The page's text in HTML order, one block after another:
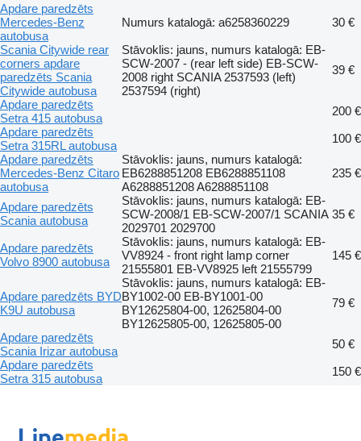
Apdare paredzēts
Mercedes-Benz
autobusa
Numurs katalogā: a6258360229
30 €
Scania Citywide rear
corners apdare
paredzēts Scania
Citywide autobusa
Stāvoklis: jauns, numurs katalogā: EB-
SCW-2007 - (rear left side) EB-SCW-
2008 right SCANIA 2537593 (left)
2537594 (right)
39 €
Apdare paredzēts
Setra 415 autobusa
200 €
Apdare paredzēts
Setra 315RL autobusa
100 €
Apdare paredzēts
Mercedes-Benz Citaro
autobusa
Stāvoklis: jauns, numurs katalogā:
EB6288851208 EB6288851108
A6288851208 A6288851108
235 €
Apdare paredzēts
Scania autobusa
Stāvoklis: jauns, numurs katalogā: EB-
SCW-2008/1 EB-SCW-2007/1 SCANIA
2029701 2029700
35 €
Apdare paredzēts
Volvo 8900 autobusa
Stāvoklis: jauns, numurs katalogā: EB-
VV8924 - front right lamp corner
21555801 EB-VV8925 left 21555799
145 €
Apdare paredzēts BYD
K9U autobusa
Stāvoklis: jauns, numurs katalogā: EB-
BY1002-00 EB-BY1001-00
BY12625804-00, 12625804-00
BY12625805-00, 12625805-00
79 €
Apdare paredzēts
Scania Irizar autobusa
50 €
Apdare paredzēts
Setra 315 autobusa
150 €